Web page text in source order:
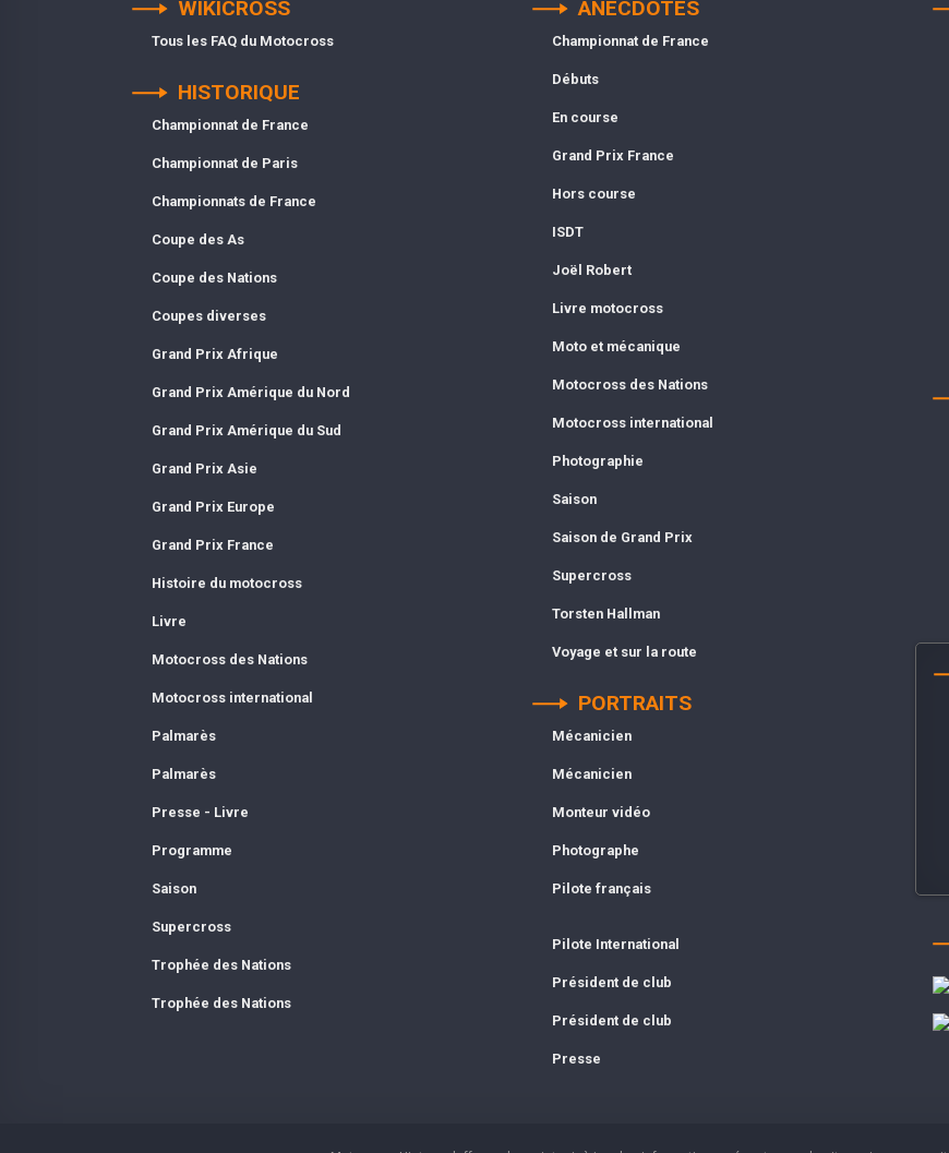
WIKICROSS
Tous les FAQ du Motocross
HISTORIQUE
Championnat de France
Championnat de Paris
Championnats de France
Coupe des As
Coupe des Nations
Coupes diverses
Grand Prix Afrique
Grand Prix Amérique du Nord
Grand Prix Amérique du Sud
Grand Prix Asie
Grand Prix Europe
Grand Prix France
Histoire du motocross
Livre
Motocross des Nations
Motocross international
Palmarès
Palmarès
Presse - Livre
Programme
Saison
Supercross
Trophée des Nations
Trophée des Nations
ANECDOTES
Championnat de France
Débuts
En course
Grand Prix France
Hors course
ISDT
Joël Robert
Livre motocross
Moto et mécanique
Motocross des Nations
Motocross international
Photographie
Saison
Saison de Grand Prix
Supercross
Torsten Hallman
Voyage et sur la route
PORTRAITS
Mécanicien
Mécanicien
Monteur vidéo
Photographe
Pilote français
Pilote International
Président de club
Président de club
Presse